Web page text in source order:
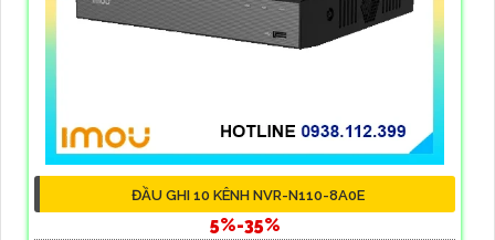
ĐẦU GHI 10 KÊNH NVR-N110-8A0E
5%-35%